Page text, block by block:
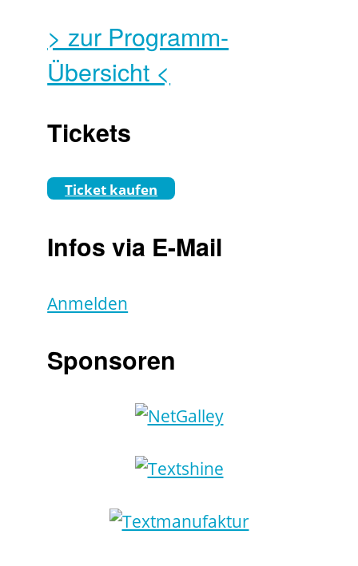
> zur Programm-
Übersicht <
Tickets
Ticket kaufen
Infos via E-Mail
Anmelden
Sponsoren